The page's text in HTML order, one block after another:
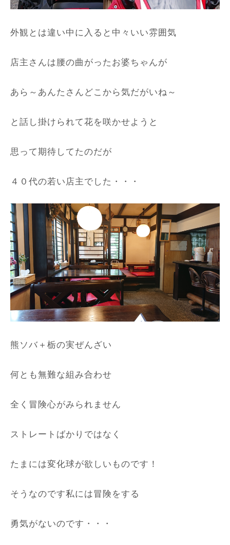
外観とは違い中に入ると中々いい雰囲気
店主さんは腰の曲がったお婆ちゃんが
あら～あんたさんどこから気だがいね～
と話し掛けられて花を咲かせようと
思って期待してたのだが
４０代の若い店主でした・・・
熊ソバ＋栃の実ぜんざい
何とも無難な組み合わせ
全く冒険心がみられません
ストレートばかりではなく
たまには変化球が欲しいものです！
そうなのです私には冒険をする
勇気がないのです・・・